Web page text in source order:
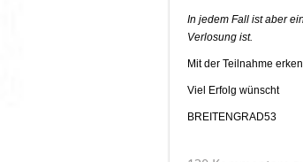
In jedem Fall ist aber
Verlosung ist.
Mit der Teilnahme
Viel Erfolg wünscht
BREITENGRAD53